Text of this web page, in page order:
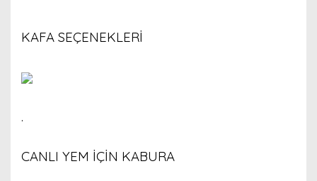
KAFA SEÇENEKLERİ
.
CANLI YEM İÇİN KABURA